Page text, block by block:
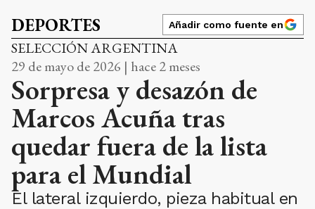
DEPORTES Añadir como fuente en
SELECCIÓN ARGENTINA
29 de mayo de 2026 | hace 2 meses
Sorpresa y desazón de
Marcos Acuña tras
quedar fuera de la lista
para el Mundial
El lateral izquierdo, pieza habitual en